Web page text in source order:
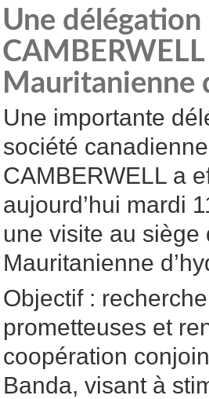
Une
Mauritanienne
Une importante
société canadienne
CAMBERWELL a
aujourd’hui mardi
une visite au siège
Mauritanienne
Objectif :
prometteuses et
coopération
Banda, visant à